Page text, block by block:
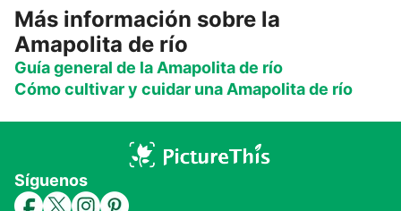
Más información sobre la
Amapolita de río
Guía general de la Amapolita de río
Cómo cultivar y cuidar una Amapolita de río
Síguenos